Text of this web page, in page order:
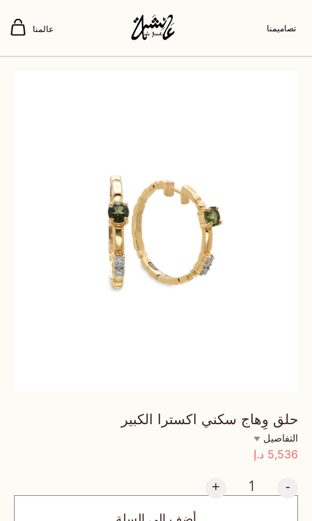
تصاميمنا عالمنا
حلق وِهاج سكني اكسترا الكبير
التفاصيل
5,536 د.إ
-
+